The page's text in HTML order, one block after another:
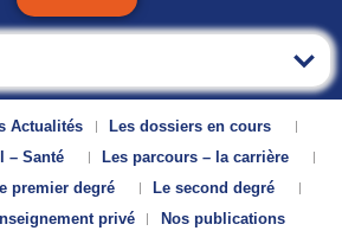
Actualités
Les dossiers en cours
– Santé
Les parcours – la carrière
premier degré
Le second degré
privé Nos publications